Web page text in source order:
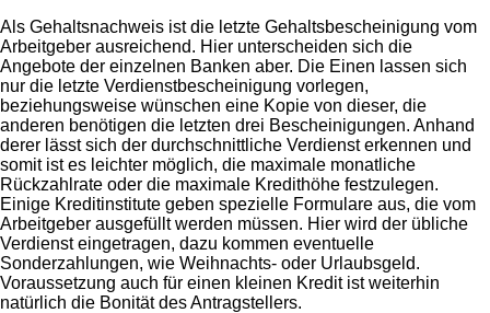
Als Gehaltsnachweis ist die letzte Gehaltsbescheinigung vom
Arbeitgeber ausreichend. Hier unterscheiden sich die
Angebote der einzelnen Banken aber. Die Einen lassen sich
nur die letzte Verdienstbescheinigung vorlegen,
beziehungsweise wünschen eine Kopie von dieser, die
anderen benötigen die letzten drei Bescheinigungen. Anhand
derer lässt sich der durchschnittliche Verdienst erkennen und
somit ist es leichter möglich, die maximale monatliche
Rückzahlrate oder die maximale Kredithöhe festzulegen.
Einige Kreditinstitute geben spezielle Formulare aus, die vom
Arbeitgeber ausgefüllt werden müssen. Hier wird der übliche
Verdienst eingetragen, dazu kommen eventuelle
Sonderzahlungen, wie Weihnachts- oder Urlaubsgeld.
Voraussetzung auch für einen kleinen Kredit ist weiterhin
natürlich die Bonität des Antragstellers.